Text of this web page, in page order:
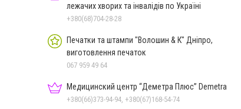
лежачих хворих та інвалідів по Україні
+380(68)704-28-28
Печатки та штампи "Волошин & К" Дніпро,
виготовлення печаток
067 959 49 64
Медицинский центр “Деметра Плюс” Demetra
+380(66)373-94-94, +380(67)168-54-74